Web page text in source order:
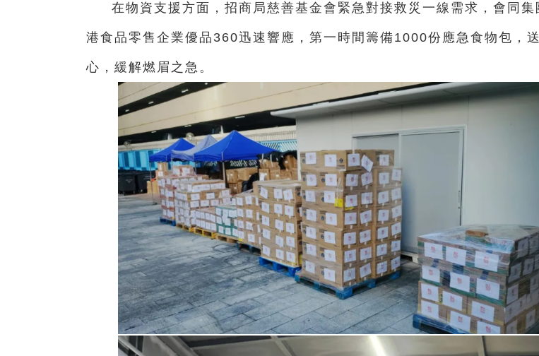
在物資支援方面，招商局慈善基金會緊急對接救災一線需求，會同集
港食品零售企業優品360迅速響應，第一時間籌備1000份應急食物包，
心，緩解燃眉之急。